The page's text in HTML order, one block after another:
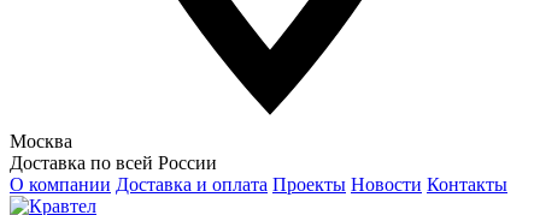
Москва
Доставка по всей России
О компании Доставка и оплата Проекты Новости Контакты